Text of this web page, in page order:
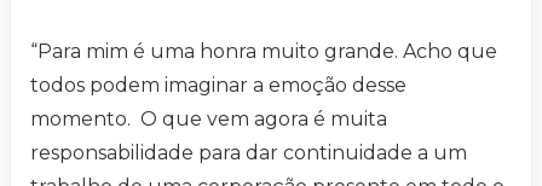
“Para mim é uma honra muito grande. Acho que
todos podem imaginar a emoção desse
momento. O que vem agora é muita
responsabilidade para dar continuidade a um